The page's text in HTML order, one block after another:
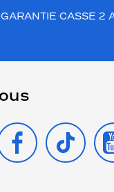
GARANTIE CASSE 2
FACEBOOK
TIKTOK